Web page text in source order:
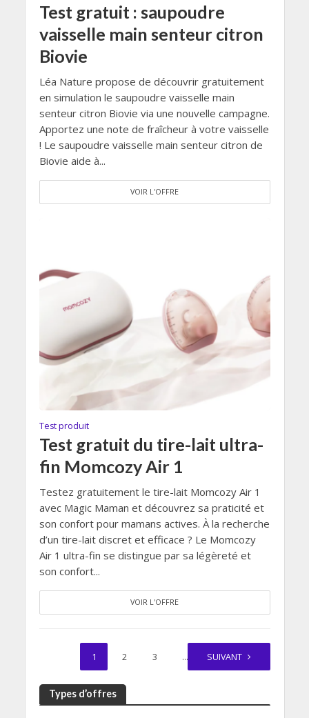
Test gratuit : saupoudre
vaisselle main senteur citron
Biovie
Léa Nature propose de découvrir gratuitement
en simulation le saupoudre vaisselle main
senteur citron Biovie via une nouvelle campagne.
Apportez une note de fraîcheur à votre vaisselle
! Le saupoudre vaisselle main senteur citron de
Biovie aide à...
VOIR L'OFFRE
Test produit
Test gratuit du tire-lait ultra-
fin Momcozy Air 1
Testez gratuitement le tire-lait Momcozy Air 1
avec Magic Maman et découvrez sa praticité et
son confort pour mamans actives. À la recherche
d’un tire-lait discret et efficace ? Le Momcozy
Air 1 ultra-fin se distingue par sa légèreté et
son confort...
VOIR L'OFFRE
1 2 3 … 325
SUIVANT
Types d’offres